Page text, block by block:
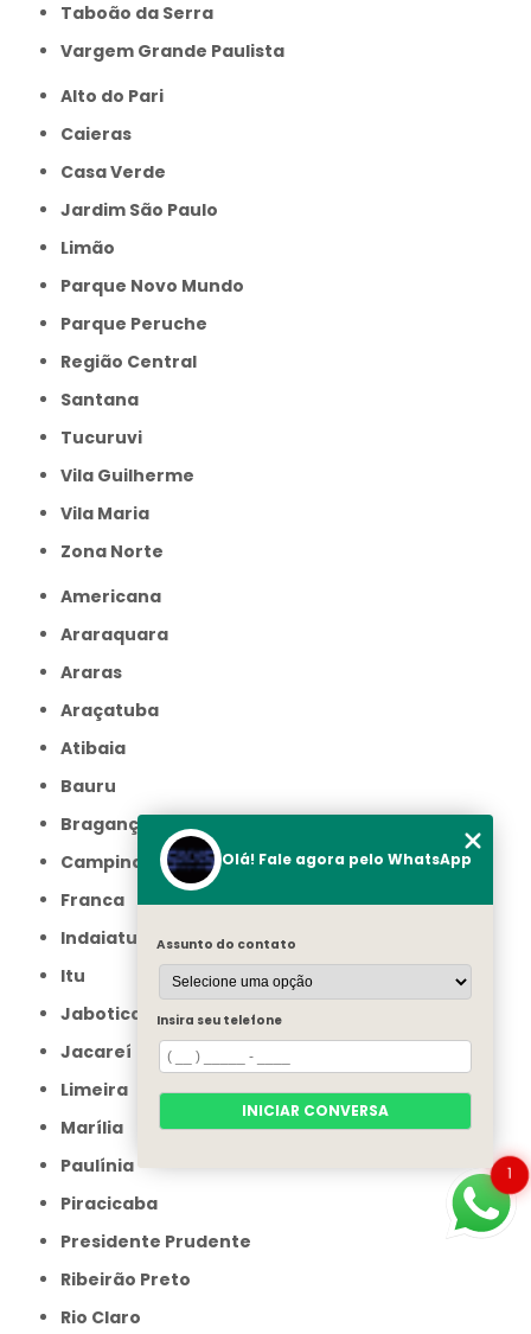
Taboão da Serra
Vargem Grande Paulista
Alto do Pari
Caieras
Casa Verde
Jardim São Paulo
Limão
Parque Novo Mundo
Parque Peruche
Região Central
Santana
Tucuruvi
Vila Guilherme
Vila Maria
Zona Norte
Americana
Araraquara
Araras
Araçatuba
Atibaia
Bauru
Bragança Paulista
Campinas
Franca
Indaiatuba
Itu
Jaboticabal
Jacareí
Limeira
Marília
Paulínia
Piracicaba
Presidente Prudente
Ribeirão Preto
Rio Claro
1
Olá! Fale agora pelo WhatsApp
Assunto do contato
Insira seu telefone
INICIAR CONVERSA